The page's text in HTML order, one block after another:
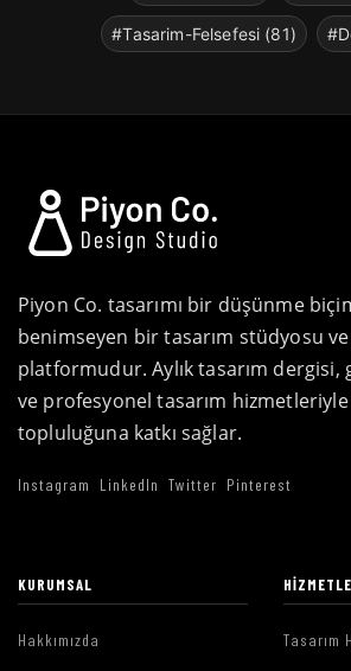
#Tasarim-Felsefesi (81)
Piyon Co. tasarımı bir düşünme
benimseyen bir tasarım stüdyosu
platformudur. Aylık tasarım dergisi,
ve profesyonel tasarım hizmetleriyle
topluluğuna katkı sağlar.
Instagram LinkedIn Twitter Pinterest
KURUMSAL
Hakkımızda Tasarım